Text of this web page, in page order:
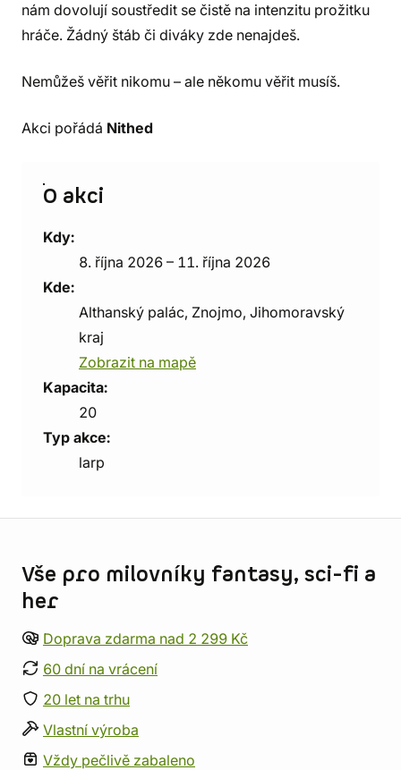
nám dovolují soustředit se čistě na intenzitu prožitku
hráče. Žádný štáb či diváky zde nenajdeš.
Nemůžeš věřit nikomu – ale někomu věřit musíš.
Akci pořádá Nithed
O akci
Kdy:
8. října 2026 – 11. října 2026
Kde:
Althanský palác, Znojmo, Jihomoravský
kraj
Zobrazit na mapě
Kapacita:
20
Typ akce:
larp
Vše pro milovníky fantasy, sci-fi a
her
Doprava zdarma nad 2 299 Kč
60 dní na vrácení
20 let na trhu
Vlastní výroba
Vždy pečlivě zabaleno